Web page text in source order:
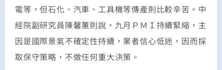
電等，但石化、汽車、工具機等傳產則比較辛苦。中
經院副研究員陳馨蕙則說，九月ＰＭＩ持續緊縮，主
因是國際景氣不確定性持續，業者信心低迷，因而採
取保守策略，不做任何重大決策。